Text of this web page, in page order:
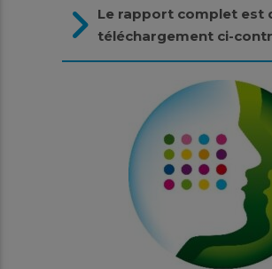
Le rapport complet est
téléchargement ci-